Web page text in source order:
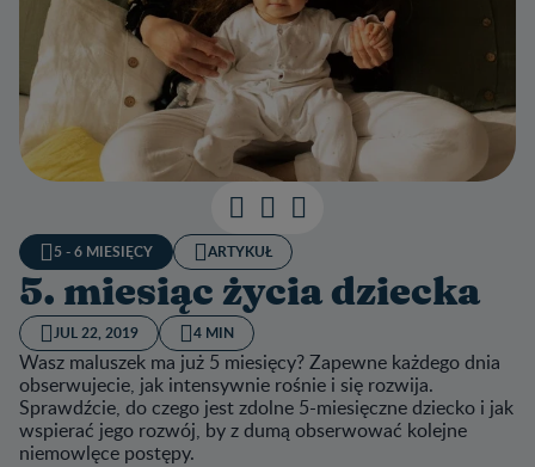
5 - 6 MIESIĘCY ARTYKUŁ
5. miesiąc życia dziecka
JUL 22, 2019 4 MIN
Wasz maluszek ma już 5 miesięcy? Zapewne każdego dnia
obserwujecie, jak intensywnie rośnie i się rozwija.
Sprawdźcie, do czego jest zdolne 5-miesięczne dziecko i jak
wspierać jego rozwój, by z dumą obserwować kolejne
niemowlęce postępy.